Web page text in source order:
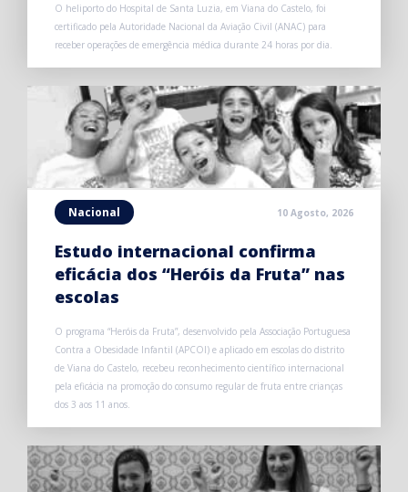
O heliporto do Hospital de Santa Luzia, em Viana do Castelo, foi
certificado pela Autoridade Nacional da Aviação Civil (ANAC) para
receber operações de emergência médica durante 24 horas por dia.
Nacional 10 Agosto, 2026
Estudo internacional confirma
eficácia dos “Heróis da Fruta” nas
escolas
O programa “Heróis da Fruta”, desenvolvido pela Associação Portuguesa
Contra a Obesidade Infantil (APCOI) e aplicado em escolas do distrito
de Viana do Castelo, recebeu reconhecimento científico internacional
pela eficácia na promoção do consumo regular de fruta entre crianças
dos 3 aos 11 anos.